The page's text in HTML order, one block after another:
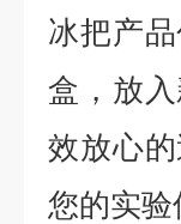
冰把产
盒，放
效放心
您的实验